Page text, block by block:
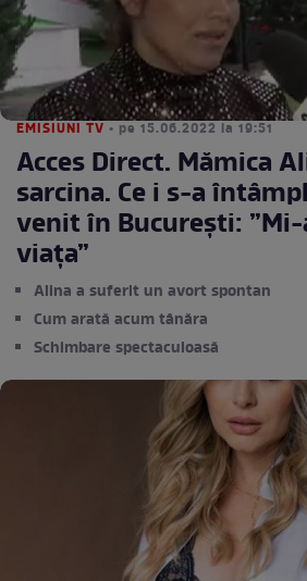
EMISIUNI TV • pe 15.06.2022 la 19:51
Acces Direct. Mămica
sarcina. Ce i s-a
venit în București:
viața”
Alina a suferit un avort spontan
Cum arată acum tânăra
Schimbare spectaculoasă